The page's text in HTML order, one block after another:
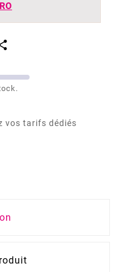
vos tarifs dédiés